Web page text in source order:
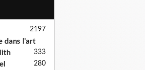
2197
dans l'art
333
280